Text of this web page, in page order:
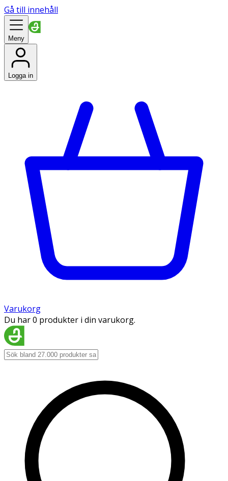
Gå till innehåll
Meny
Logga in
Varukorg
Du har 0 produkter i din varukorg.